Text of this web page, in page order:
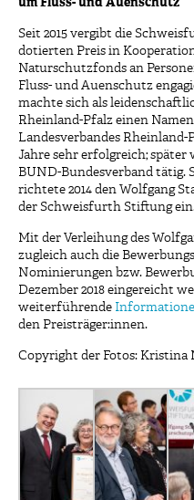
um Fluss- und Auenschutz
Seit 2015 vergibt die
dotierten Preis in
Naturschutzfonds an
Fluss- und Auenschutz
machte sich als
Rheinland-Pfalz einen
Landesverbandes
Jahre sehr erfolgreich; später
BUND-Bundesverband tätig.
richtete 2014 den Wolfgang
der Schweisfurth Stiftung
Mit der Verleihung des
zugleich auch die
Nominierungen bzw.
Dezember 2018 eingereicht
weiterführende
den Preisträger:innen.
Copyright der Fotos: Kristina